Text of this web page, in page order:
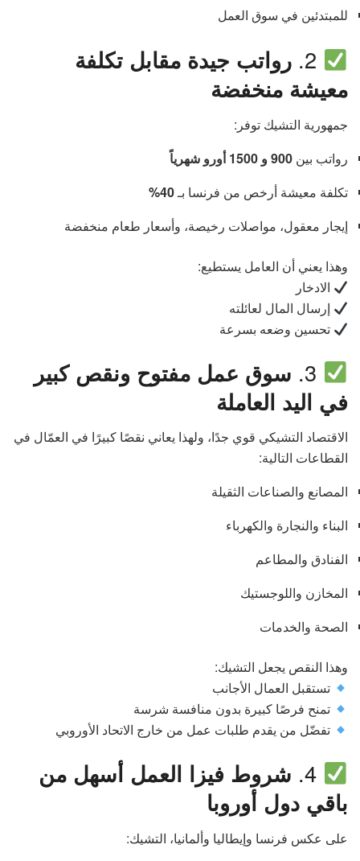
للمبتدئين في سوق العمل
رواتب جيدة مقابل تكلفة
معيشة منخفضة
جمهورية التشيك توفر:
رواتب بين 900 و 1500 أورو شهرياً
تكلفة معيشة أرخص من فرنسا بـ40%
إيجار معقول، مواصلات رخيصة، وأسعار طعام منخفضة
وهذا يعني أن العامل يستطيع:
الادخار
إرسال المال لعائلته
تحسين وضعه بسرعة
سوق عمل مفتوح ونقص كبير
في اليد العاملة
الاقتصاد التشيكي قوي جدًا، ولهذا يعاني نقصًا كبيرًا في العمّال في
القطاعات التالية:
المصانع والصناعات الثقيلة
البناء والنجارة والكهرباء
الفنادق والمطاعم
المخازن واللوجستيك
الصحة والخدمات
وهذا النقص يجعل التشيك:
تستقبل العمال الأجانب
تمنح فرصًا كبيرة بدون منافسة شرسة
تفضّل من يقدم طلبات عمل من خارج الاتحاد الأوروبي
4.
شروط فيزا العمل أسهل من
باقي دول أوروبا
على عكس فرنسا وإيطاليا وألمانيا، التشيك: